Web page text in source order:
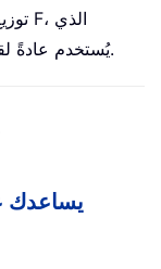
يُستخدم عادةً لقياس درجة التباين بين مجموعتي بيانات.